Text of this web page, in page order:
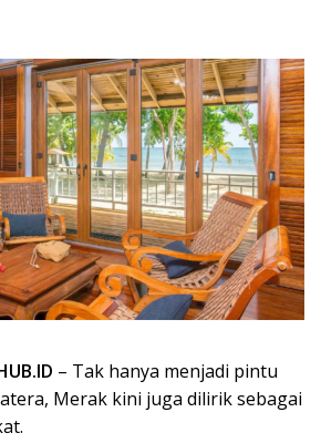
– Tak hanya menjadi pintu
Merak kini juga dilirik sebagai